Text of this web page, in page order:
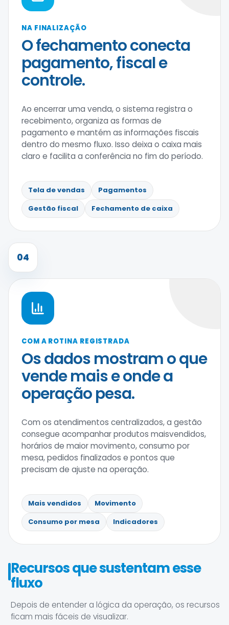
NA FINALIZAÇÃO
O fechamento conecta
pagamento, fiscal e
controle.
Ao encerrar uma venda, o sistema registra o
recebimento, organiza as formas de
pagamento e mantém as informações fiscais
dentro do mesmo fluxo. Isso deixa o caixa mais
claro e facilita a conferência no fim do período.
Tela de vendas
Pagamentos
Gestão fiscal
Fechamento de caixa
04
COM A ROTINA REGISTRADA
Os dados mostram o que
vende mais e onde a
operação pesa.
Com os atendimentos centralizados, a gestão
consegue acompanhar produtos maisvendidos,
horários de maior movimento, consumo por
mesa, pedidos finalizados e pontos que
precisam de ajuste na operação.
Mais vendidos
Movimento
Consumo por mesa
Indicadores
Recursos que sustentam esse
fluxo
Depois de entender a lógica da operação, os recursos
ficam mais fáceis de visualizar.